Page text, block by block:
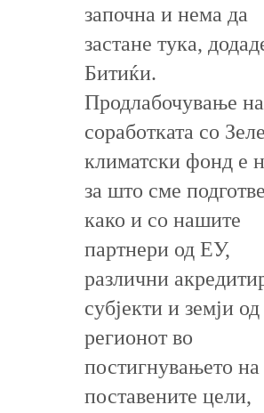
започна и нема да
застане тука,
Битиќи.
Продлабочување на
соработката со
климатски фонд е
за што сме
како и со нашите
партнери од ЕУ,
различни
субјекти и земји од
регионот во
постигнувањето на
поставените цели,